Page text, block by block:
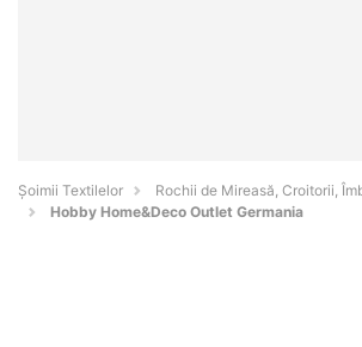
Șoimii Textilelor
Rochii de Mireasă, Croitorii,
Hobby Home&Deco Outlet Germania